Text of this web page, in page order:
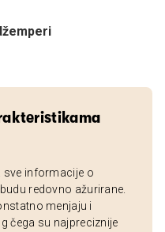
sve informacije o
redovno ažurirane.
menjaju i
čega su najpreciznije